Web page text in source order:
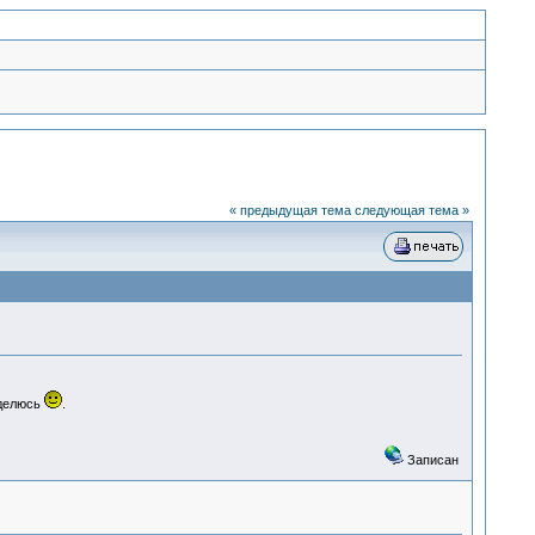
« предыдущая тема следующая тема »
.
Записан